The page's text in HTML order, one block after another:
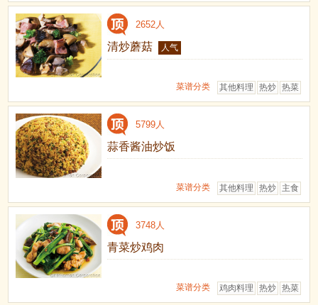
2652人
清炒蘑菇 人气
热菜
热炒
其他料理
菜谱分类
5799人
蒜香酱油炒饭
主食
热炒
其他料理
菜谱分类
3748人
青菜炒鸡肉
热菜
热炒
鸡肉料理
菜谱分类